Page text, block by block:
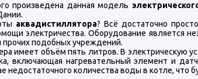
произведена данная модель
аквадистиллятора? Всё достаточно
электричества. Оборудование является
прочих подобных учреждений.
имеет объём пять литров. В электрическую
включающая нагревательный элемент и
недостаточного количества воды в котле, что